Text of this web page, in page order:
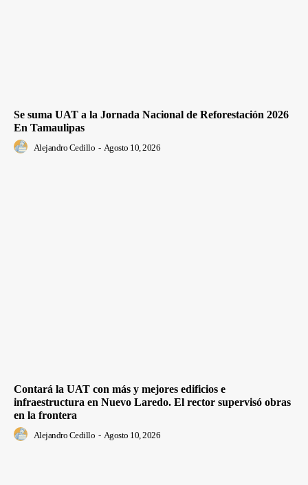
Se suma UAT a la Jornada Nacional de Reforestación 2026
En Tamaulipas
Alejandro Cedillo - Agosto 10, 2026
Contará la UAT con más y mejores edificios e
infraestructura en Nuevo Laredo. El rector supervisó obras
en la frontera
Alejandro Cedillo - Agosto 10, 2026